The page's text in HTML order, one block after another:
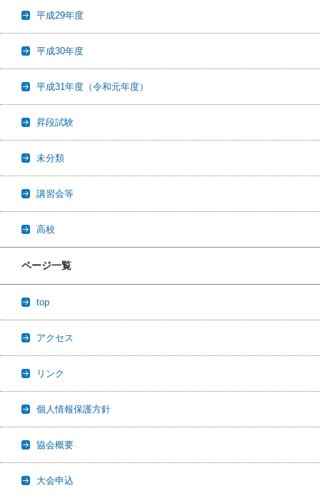
平成29年度
平成30年度
平成31年度（令和元年度）
昇段試験
未分類
講習会等
高校
ページ一覧
top
アクセス
リンク
個人情報保護方針
協会概要
大会申込